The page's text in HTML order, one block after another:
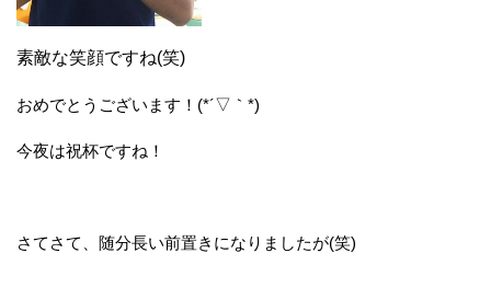
素敵な笑顔ですね(笑)
おめでとうございます！(*´▽｀*)
今夜は祝杯ですね！
さてさて、随分長い前置きになりましたが(笑)